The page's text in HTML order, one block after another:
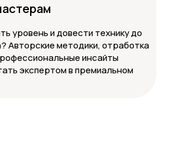
уровень и довести технику до
Авторские методики, отработка
инсайты
экспертом в премиальном